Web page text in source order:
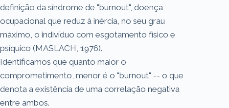
definição da síndrome de "burnout", doença
ocupacional que reduz à inércia, no seu grau
máximo, o indivíduo com esgotamento físico e
psíquico (MASLACH, 1976).
Identificamos que quanto maior o
comprometimento, menor é o "burnout" -- o que
denota a existência de uma correlação negativa
entre ambos.